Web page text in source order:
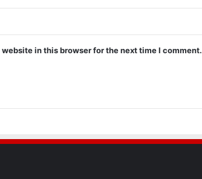
in this browser for the next time I comment.